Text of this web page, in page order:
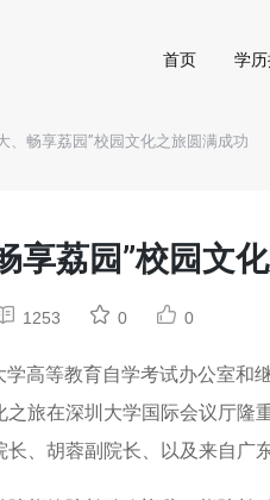
首页 学
、畅享荔园”校园文化之旅圆满成功
享荔园”校园文
1253 0 0
高等教育自学考试办公室和
旅在深圳大学国际会议厅隆
、胡蓉副院长、以及来自广